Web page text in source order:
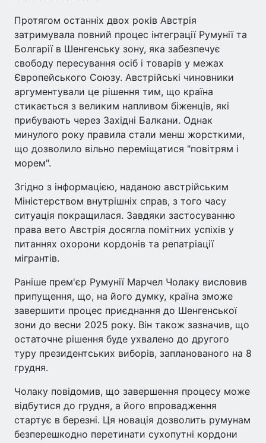
Протягом останніх двох років Австрія
затримувала повний процес інтеграції Румунії та
Болгарії в Шенгенську зону, яка забезпечує
свободу пересування осіб і товарів у межах
Європейського Союзу. Австрійські чиновники
аргументували це рішення тим, що країна
стикається з великим напливом біженців, які
прибувають через Західні Балкани. Однак
минулого року правила стали менш жорсткими,
що дозволило вільно переміщатися "повітрям і
морем".
Згідно з інформацією, наданою австрійським
Міністерством внутрішніх справ, з того часу
ситуація покращилася. Завдяки застосуванню
права вето Австрія досягла помітних успіхів у
питаннях охорони кордонів та репатріації
мігрантів.
Раніше прем'єр Румунії Марчел Чолаку висловив
припущення, що, на його думку, країна зможе
завершити процес приєднання до Шенгенської
зони до весни 2025 року. Він також зазначив, що
остаточне рішення буде ухвалено до другого
туру президентських виборів, запланованого на 8
грудня.
Чолаку повідомив, що завершення процесу може
відбутися до грудня, а його впровадження
стартує в березні. Ця новація дозволить румунам
безперешкодно перетинати сухопутні кордони